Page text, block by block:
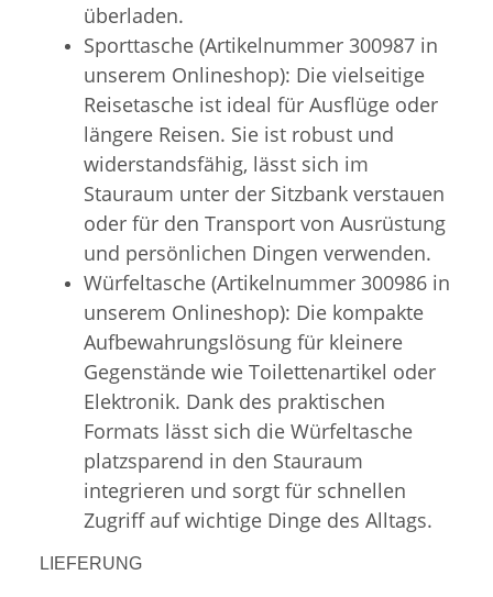
überladen.
Sporttasche (Artikelnummer 300987 in
unserem Onlineshop): Die vielseitige
Reisetasche ist ideal für Ausflüge oder
längere Reisen. Sie ist robust und
widerstandsfähig, lässt sich im
Stauraum unter der Sitzbank verstauen
oder für den Transport von Ausrüstung
und persönlichen Dingen verwenden.
Würfeltasche (Artikelnummer 300986 in
unserem Onlineshop): Die kompakte
Aufbewahrungslösung für kleinere
Gegenstände wie Toilettenartikel oder
Elektronik. Dank des praktischen
Formats lässt sich die Würfeltasche
platzsparend in den Stauraum
integrieren und sorgt für schnellen
Zugriff auf wichtige Dinge des Alltags.
LIEFERUNG